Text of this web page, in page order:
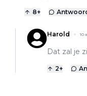
8+
Harold 10
Dat zal je
2+